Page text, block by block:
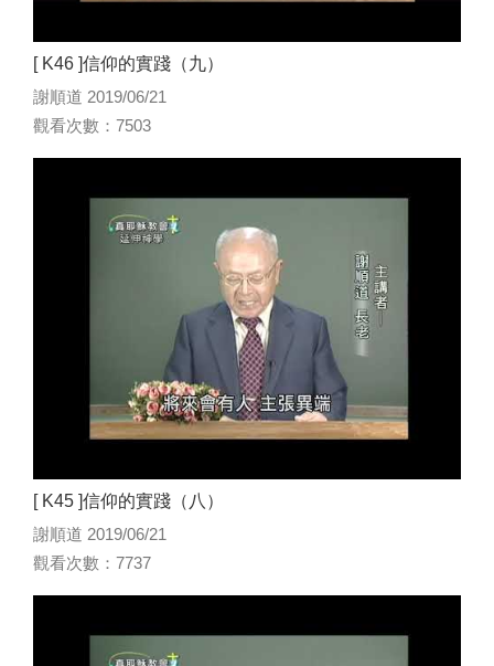
[ K46 ]信仰的實踐（九）
謝順道 2019/06/21
觀看次數：7503
[ K45 ]信仰的實踐（八）
謝順道 2019/06/21
觀看次數：7737